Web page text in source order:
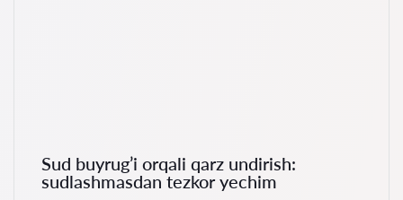
Sud buyrug’i orqali qarz undirish:
sudlashmasdan tezkor yechim